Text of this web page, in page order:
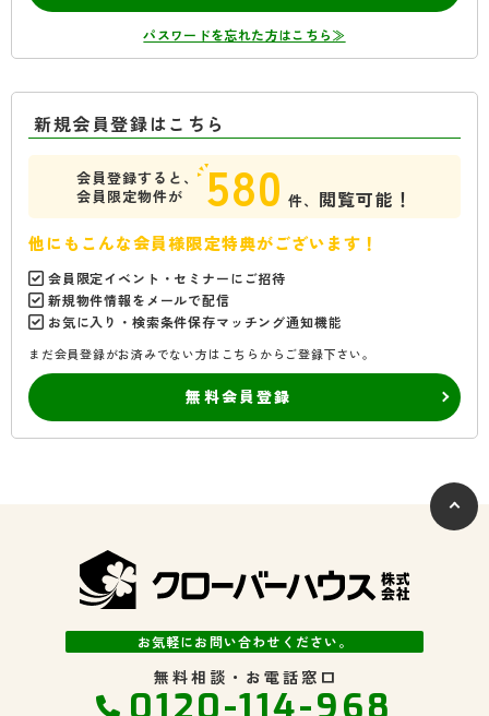
パスワードを忘れた方はこちら≫
新規会員登録はこちら
会員登録すると、
会員限定物件が
580 件、 閲覧可能！
他にもこんな会員様限定特典がございます！
会員限定イベント・セミナーにご招待
新規物件情報をメールで配信
お気に入り・検索条件保存マッチング通知機能
まだ会員登録がお済みでない方はこちらからご登録下さい。
無料会員登録
お気軽にお問い合わせください。
無料相談・お電話窓口